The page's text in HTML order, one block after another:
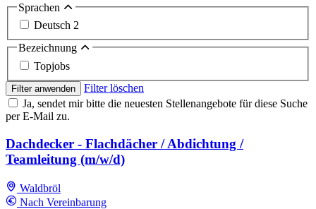
Sprachen
Deutsch 2
Bezeichnung
Topjobs
Filter anwenden
Filter löschen
Ja, sendet mir bitte die neuesten Stellenangebote für diese Suche
per E-Mail zu.
Dachdecker - Flachdächer / Abdichtung /
Teamleitung (m/w/d)
Waldbröl
Nach Vereinbarung